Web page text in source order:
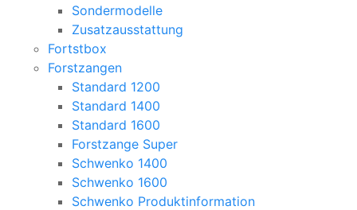
Sondermodelle
Zusatzausstattung
Fortstbox
Forstzangen
Standard 1200
Standard 1400
Standard 1600
Forstzange Super
Schwenko 1400
Schwenko 1600
Schwenko Produktinformation